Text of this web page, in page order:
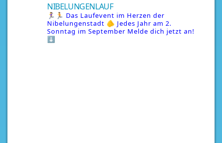
NIBELUNGENLAUF
🏃‍♀️🏃 Das Laufevent im Herzen der
Nibelungenstadt 🫵 Jedes Jahr am 2.
Sonntag im September Melde dich jetzt an!
⬇️